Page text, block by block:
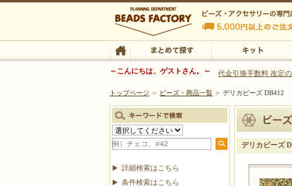
ビーズファクトリー ビーズ・パーツ・金具など・アク
ビーズ・アクセサリーの専
ビーズ・アクセサリーの専門店 ビーズファクトリー
TOP まとめて探す
～こんにちは、ゲストさん。～ 代金引換手数料 改定
トップページ > ビーズ・商品一覧 > デリカビーズ DB412
デリカビーズ
詳細検索はこちら
条件検索はこちら